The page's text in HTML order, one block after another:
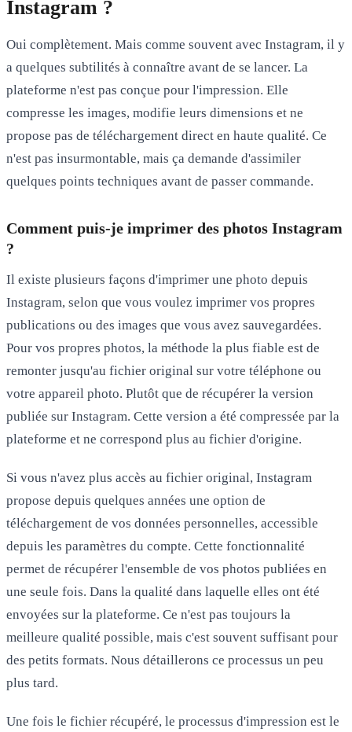
Instagram ?
Oui complètement. Mais comme souvent avec Instagram, il y
a quelques subtilités à connaître avant de se lancer. La
plateforme n'est pas conçue pour l'impression. Elle
compresse les images, modifie leurs dimensions et ne
propose pas de téléchargement direct en haute qualité. Ce
n'est pas insurmontable, mais ça demande d'assimiler
quelques points techniques avant de passer commande.
Comment puis-je imprimer des photos Instagram
?
Il existe plusieurs façons d'imprimer une photo depuis
Instagram, selon que vous voulez imprimer vos propres
publications ou des images que vous avez sauvegardées.
Pour vos propres photos, la méthode la plus fiable est de
remonter jusqu'au fichier original sur votre téléphone ou
votre appareil photo. Plutôt que de récupérer la version
publiée sur Instagram. Cette version a été compressée par la
plateforme et ne correspond plus au fichier d'origine.
Si vous n'avez plus accès au fichier original, Instagram
propose depuis quelques années une option de
téléchargement de vos données personnelles, accessible
depuis les paramètres du compte. Cette fonctionnalité
permet de récupérer l'ensemble de vos photos publiées en
une seule fois. Dans la qualité dans laquelle elles ont été
envoyées sur la plateforme. Ce n'est pas toujours la
meilleure qualité possible, mais c'est souvent suffisant pour
des petits formats. Nous détaillerons ce processus un peu
plus tard.
Une fois le fichier récupéré, le processus d'impression est le